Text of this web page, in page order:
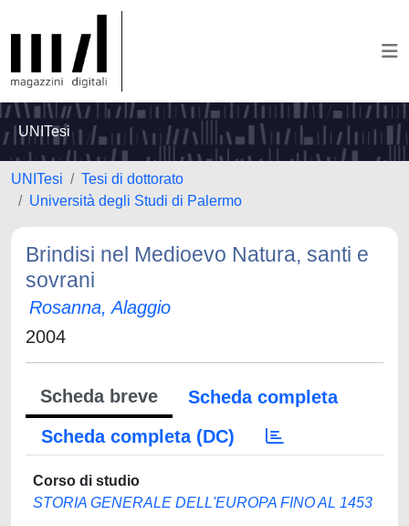
UNITesi
UNITesi
Tesi di dottorato
Università degli Studi di Palermo
Brindisi nel Medioevo Natura, santi e
sovrani
Rosanna, Alaggio
2004
Scheda breve
Scheda completa
Scheda completa (DC)
Corso di studio
STORIA GENERALE DELL'EUROPA FINO AL 1453